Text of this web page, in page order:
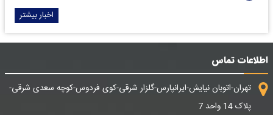
اخبار بیشتر
اطلاعات تماس
تهران-اتوبان نیایش-ایرانپارس-گلزار شرقی-کوی فردوس-کوچه سعدی شرقی-
پلاک 14 واحد 7